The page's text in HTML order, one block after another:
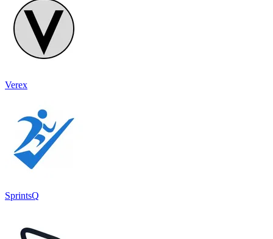
Verex
SprintsQ